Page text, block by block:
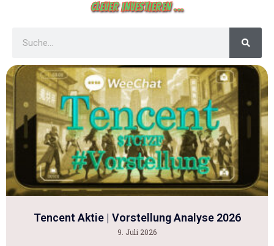
Clever investieren ...
Tencent Aktie | Vorstellung Analyse 2026
9. Juli 2026